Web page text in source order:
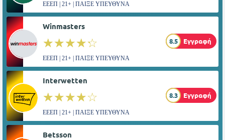
ΕΕΕΠ | 21+ | ΠΑΙΞΕ ΥΠΕΥΘΥΝΑ
Winmasters
☆☆☆☆☆
★★★★★ 8.5 Εγγραφή
ΕΕΕΠ | 21+ | ΠΑΙΞΕ ΥΠΕΥΘΥΝΑ
Interwetten
☆☆☆☆☆
★★★★★ 8.3 Εγγραφή
ΕΕΕΠ | 21+ | ΠΑΙΞΕ ΥΠΕΥΘΥΝΑ
Betsson